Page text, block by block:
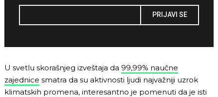
PRIJAVI SE
U svetlu skorašnjeg izveštaja da 99,99% naučne
zajednice smatra da su aktivnosti ljudi najvažniji uzrok
klimatskih promena, interesantno je pomenuti da je isti